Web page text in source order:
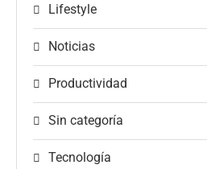
Lifestyle
Noticias
Productividad
Sin categoría
Tecnología